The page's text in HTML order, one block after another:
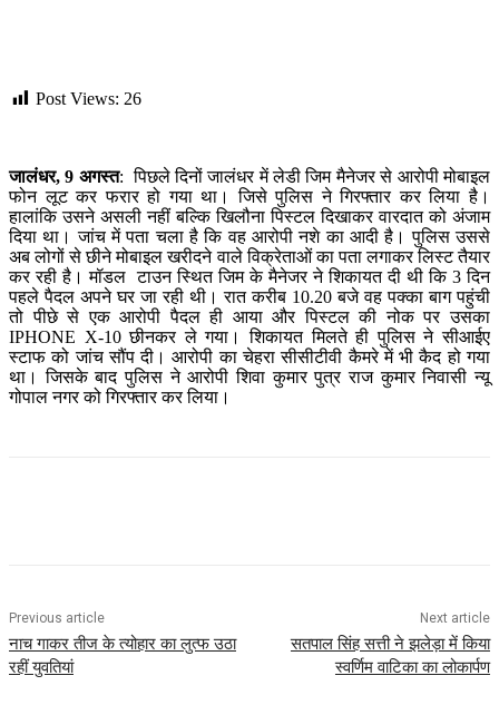
Post Views: 26
जालंधर, 9 अगस्त: पिछले दिनों जालंधर में लेडी जिम मैनेजर से आरोपी मोबाइल
फोन लूट कर फरार हो गया था। जिसे पुलिस ने गिरफ्तार कर लिया है।
हालांकि उसने असली नहीं बल्कि खिलौना पिस्टल दिखाकर वारदात को अंजाम
दिया था। जांच में पता चला है कि वह आरोपी नशे का आदी है। पुलिस उससे
अब लोगों से छीने मोबाइल खरीदने वाले विक्रेताओं का पता लगाकर लिस्ट तैयार
कर रही है। मॉडल टाउन स्थित जिम के मैनेजर ने शिकायत दी थी कि 3 दिन
पहले पैदल अपने घर जा रही थी। रात करीब 10.20 बजे वह पक्का बाग पहुंची
तो पीछे से एक आरोपी पैदल ही आया और पिस्टल की नोक पर उसका
IPHONE X-10 छीनकर ले गया। शिकायत मिलते ही पुलिस ने सीआईए
स्टाफ को जांच सौंप दी। आरोपी का चेहरा सीसीटीवी कैमरे में भी कैद हो गया
था। जिसके बाद पुलिस ने आरोपी शिवा कुमार पुत्र राज कुमार निवासी न्यू
गोपाल नगर को गिरफ्तार कर लिया।
Previous article
नाच गाकर तीज के त्योहार का लुत्फ उठा
रहीं युवतियां
Next article
सतपाल सिंह सत्ती ने झलेड़ा में किया
स्वर्णिम वाटिका का लोकार्पण